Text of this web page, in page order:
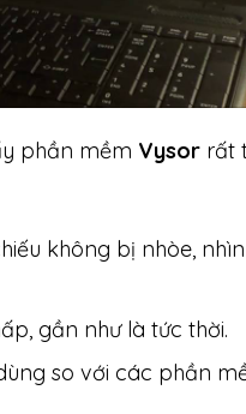
phần mềm Vysorrất
không bị nhòe,
gần như là tức thời.
so với các phần